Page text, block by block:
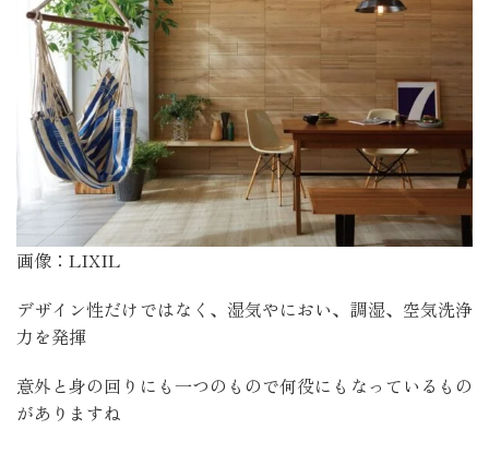
画像：LIXIL
デザイン性だけではなく、湿気やにおい、調湿、空気洗浄
力を発揮
意外と身の回りにも一つのもので何役にもなっているもの
がありますね